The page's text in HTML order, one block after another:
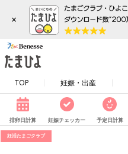
×
TOP 妊娠・出産
排卵日計算 妊娠チェッカー 予定日計算
妊活たまごクラブ